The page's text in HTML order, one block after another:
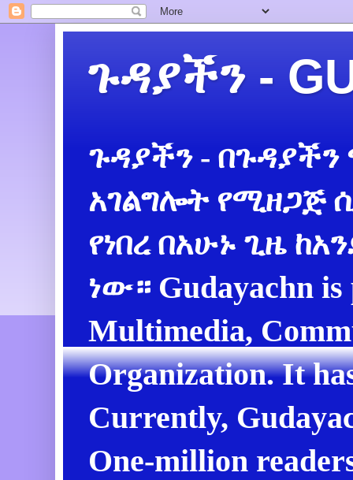
ጉዳያችን -
ጉዳያችን -
አገልግሎት የሚዘጋጅ
የነበረ በአሁኑ ጊዜ
ነው። Gudayachn is
Multimedia,
Organization. It
Currently,
One-million